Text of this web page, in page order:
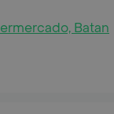
Batan